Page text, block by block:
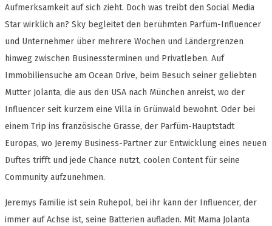
Aufmerksamkeit auf sich zieht. Doch was treibt den Social Media
Star wirklich an? Sky begleitet den berühmten Parfüm-Influencer
und Unternehmer über mehrere Wochen und Ländergrenzen
hinweg zwischen Businessterminen und Privatleben. Auf
Immobiliensuche am Ocean Drive, beim Besuch seiner geliebten
Mutter Jolanta, die aus den USA nach München anreist, wo der
Influencer seit kurzem eine Villa in Grünwald bewohnt. Oder bei
einem Trip ins französische Grasse, der Parfüm-Hauptstadt
Europas, wo Jeremy Business-Partner zur Entwicklung eines neuen
Duftes trifft und jede Chance nutzt, coolen Content für seine
Community aufzunehmen.
Jeremys Familie ist sein Ruhepol, bei ihr kann der Influencer, der
immer auf Achse ist, seine Batterien aufladen. Mit Mama Jolanta